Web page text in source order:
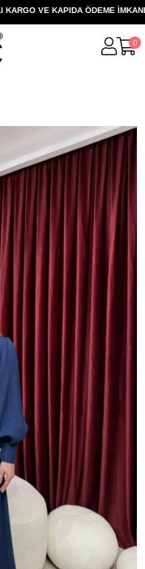
VE KAPIDA ÖDEME İMKANI
0